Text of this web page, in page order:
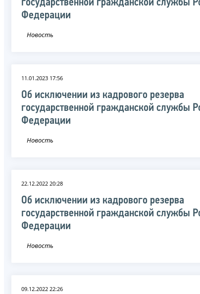
государственной гражданской службы
Федерации
Новость
11.01.2023 17:56
Об исключении из кадрового резерва
государственной гражданской службы
Федерации
Новость
22.12.2022 20:28
Об исключении из кадрового резерва
государственной гражданской службы
Федерации
Новость
09.12.2022 22:26